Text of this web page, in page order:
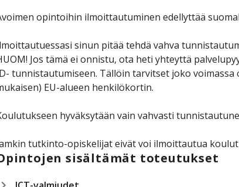
opintoihin ilmoittautuminen edellyttää
sinun pitää tehdä vahva
Jos tämä ei onnistu, ota heti yhteyttä
tunnistautumiseen. Tällöin tarvitset joko voimassa
EU-alueen henkilökortin.
hyväksytään vain vahvasti
tutkinto-opiskelijat eivät voi ilmoittautua
sisältämät toteutukset